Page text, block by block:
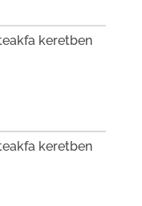
keretben
keretben